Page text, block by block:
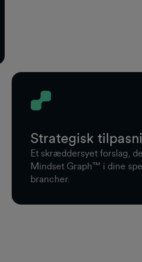
Strategisk
Et skræddersyet forslag,
Mindset Graph™ i dine
brancher.